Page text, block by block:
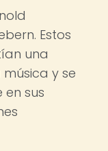
Estos
una
y se
sus